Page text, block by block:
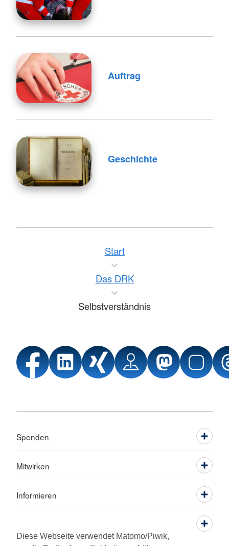
Diese Webseite verwendet Matomo/Piwik,
Auftrag
Geschichte
Start
Das DRK
Selbstverständnis
Spenden
Mitwirken
Informieren